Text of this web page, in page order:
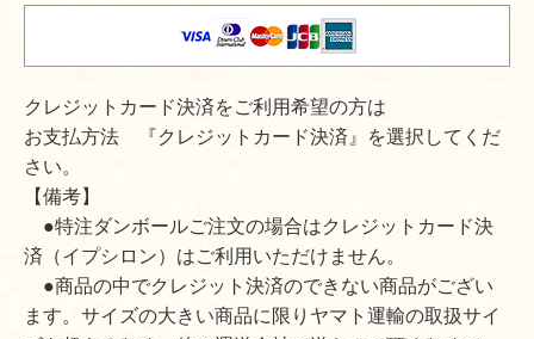
クレジットカード決済をご利用希望の方は
お支払方法 『クレジットカード決済』を選択してくだ
さい。
【備考】
●特注ダンボールご注文の場合はクレジットカード決
済（イプシロン）はご利用いただけません。
●商品の中でクレジット決済のできない商品がござい
ます。サイズの大きい商品に限りヤマト運輸の取扱サイ